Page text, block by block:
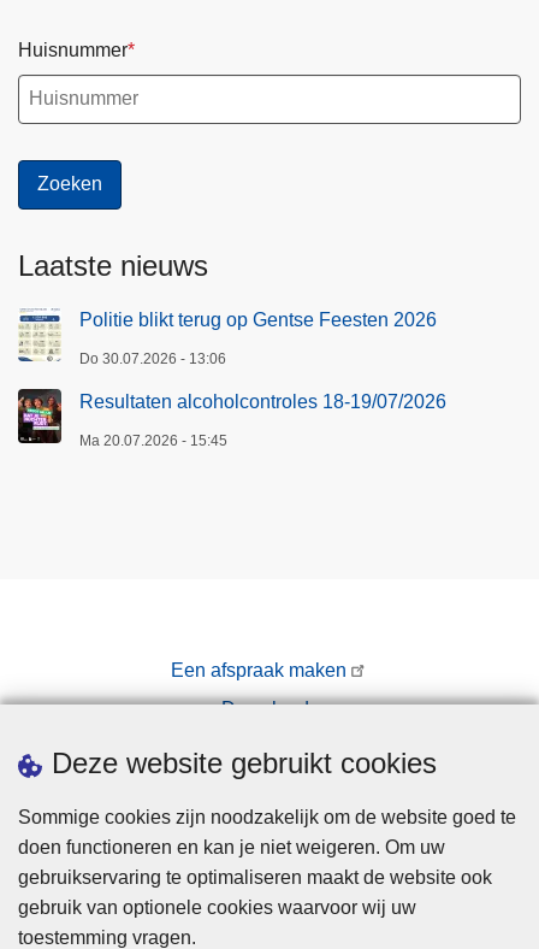
Deze website gebruikt cookies
Sommige cookies zijn noodzakelijk om de website goed te
doen functioneren en kan je niet weigeren. Om uw
gebruikservaring te optimaliseren maakt de website ook
gebruik van optionele cookies waarvoor wij uw
toestemming vragen.
Huisnummer
Laatste nieuws
Politie blikt terug op Gentse Feesten 2026
Do 30.07.2026 - 13:06
Resultaten alcoholcontroles 18-19/07/2026
Ma 20.07.2026 - 15:45
Een afspraak maken
Downloads